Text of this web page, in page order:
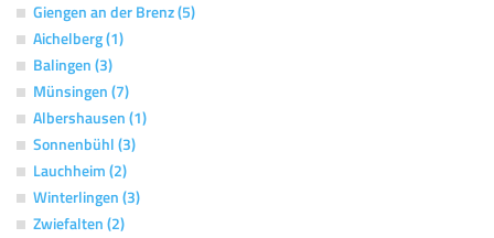
Giengen an der Brenz (5)
Aichelberg (1)
Balingen (3)
Münsingen (7)
Albershausen (1)
Sonnenbühl (3)
Lauchheim (2)
Winterlingen (3)
Zwiefalten (2)